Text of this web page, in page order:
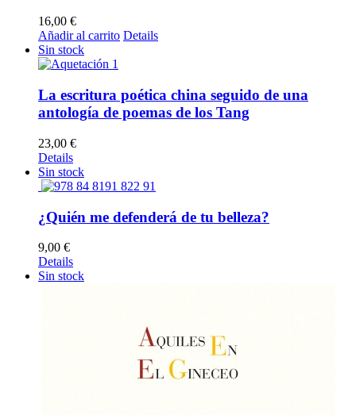
16,00 €
Añadir al carrito Details
Sin stock
La escritura poética china seguido de una
antología de poemas de los Tang
23,00 €
Details
Sin stock
¿Quién me defenderá de tu belleza?
9,00 €
Details
Sin stock